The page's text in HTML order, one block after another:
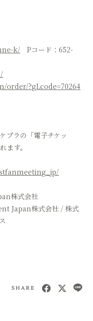
k/ Pコード：652-
order/?gLcode=70264
プラの「電子チケッ
ます。
株式会社
Japan株式会社 / 株式
SHARE